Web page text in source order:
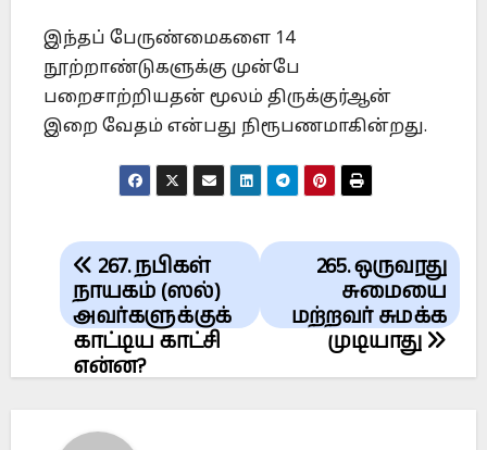
இந்தப் பேருண்மைகளை 14
நூற்றாண்டுகளுக்கு முன்பே
பறைசாற்றியதன் மூலம் திருக்குர்ஆன்
இறை வேதம் என்பது நிரூபணமாகின்றது.
Post
navigation
265. ஒருவரது
சுமையை
மற்றவர் சுமக்க
முடியாது
267. நபிகள்
நாயகம் (ஸல்)
அவர்களுக்குக்
காட்டிய காட்சி
என்ன?